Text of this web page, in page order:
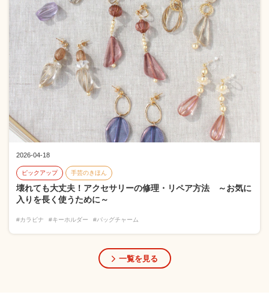
2026-04-18
ピックアップ 手芸のきほん
壊れても大丈夫！アクセサリーの修理・リペア方法 ～お気に
入りを長く使うために～
#カラビナ #キーホルダー #バッグチャーム
一覧を見る